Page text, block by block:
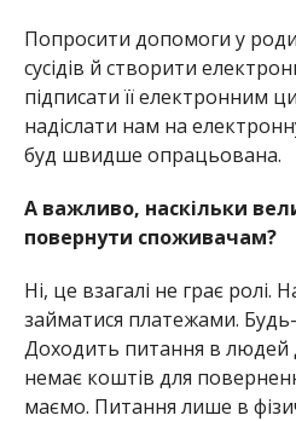
Попросити допомоги у
сусідів й створити
підписати її електронним
надіслати нам на
буд швидше опрацьована.
А важливо, наскільки
повернути споживачам?
Ні, це взагалі не грає ролі.
займатися платежами.
Доходить питання в людей
немає коштів для
маємо. Питання лише в